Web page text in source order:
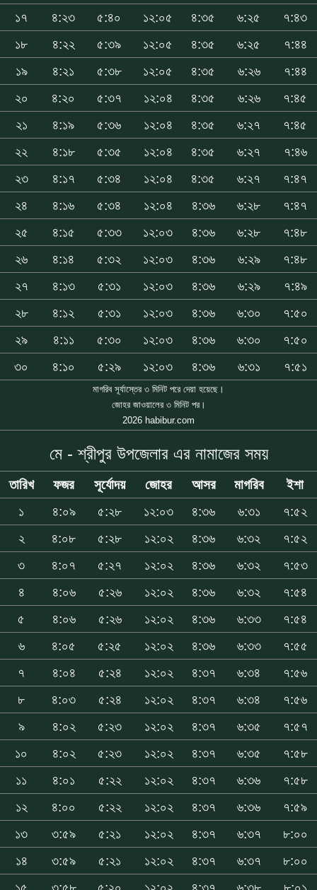
১৭
৪:২৩ ৫:৪০ ১২:০৫ ৪:৩৫ ৬:২৫
৭:৪৩
১৮
৪:২২ ৫:৩৯ ১২:০৫ ৪:৩৫ ৬:২৫
৭:৪৪
১৯
৪:২১ ৫:৩৮ ১২:০৫ ৪:৩৫ ৬:২৬
৭:৪৪
২০
৪:২০ ৫:৩৭ ১২:০৪ ৪:৩৫ ৬:২৬
৭:৪৫
২১
৪:১৯ ৫:৩৬ ১২:০৪ ৪:৩৫ ৬:২৭
৭:৪৫
২২
৪:১৮ ৫:৩৫ ১২:০৪ ৪:৩৫ ৬:২৭
৭:৪৬
২৩
৪:১৭ ৫:৩৪ ১২:০৪ ৪:৩৫ ৬:২৭
৭:৪৭
২৪
৪:১৬ ৫:৩৪ ১২:০৪ ৪:৩৬ ৬:২৮
৭:৪৭
২৫
৪:১৫ ৫:৩৩ ১২:০৩ ৪:৩৬ ৬:২৮
৭:৪৮
২৬
৪:১৪ ৫:৩২ ১২:০৩ ৪:৩৬ ৬:২৯
৭:৪৮
২৭
৪:১৩ ৫:৩১ ১২:০৩ ৪:৩৬ ৬:২৯
৭:৪৯
২৮
৪:১২ ৫:৩১ ১২:০৩ ৪:৩৬ ৬:৩০
৭:৫০
২৯
৪:১১ ৫:৩০ ১২:০৩ ৪:৩৬ ৬:৩০
৭:৫০
৩০
৪:১০ ৫:২৯ ১২:০৩ ৪:৩৬ ৬:৩১ ৭:৫১
মাগরিব সূর্যাস্তের ৩ মিনিট পরে দেয়া হয়েছে।
জোহর জাওয়ালের ৩ মিনিট পর।
2026 habibur.com
মে - শ্রীপুর উপজেলার এর নামাজের সময়
তারিখ ফজর সূর্যোদয় জোহর আসর মাগরিব
ইশা
১
৪:০৯ ৫:২৮ ১২:০৩ ৪:৩৬ ৬:৩১
৭:৫২
২
৪:০৮ ৫:২৮ ১২:০২ ৪:৩৬ ৬:৩২
৭:৫২
৩
৪:০৭ ৫:২৭ ১২:০২ ৪:৩৬ ৬:৩২
৭:৫৩
৪
৪:০৬ ৫:২৬ ১২:০২ ৪:৩৬ ৬:৩২
৭:৫৪
৫
৪:০৬ ৫:২৬ ১২:০২ ৪:৩৬ ৬:৩৩
৭:৫৪
৬
৪:০৫ ৫:২৫ ১২:০২ ৪:৩৬ ৬:৩৩
৭:৫৫
৭
৪:০৪ ৫:২৪ ১২:০২ ৪:৩৭ ৬:৩৪
৭:৫৬
৮
৪:০৩ ৫:২৪ ১২:০২ ৪:৩৭ ৬:৩৪
৭:৫৬
৯
৪:০২ ৫:২৩ ১২:০২ ৪:৩৭ ৬:৩৫
৭:৫৭
১০
৪:০২ ৫:২৩ ১২:০২ ৪:৩৭ ৬:৩৫
৭:৫৮
১১
৪:০১ ৫:২২ ১২:০২ ৪:৩৭ ৬:৩৬
৭:৫৮
১২
৪:০০ ৫:২২ ১২:০২ ৪:৩৭ ৬:৩৬
৭:৫৯
১৩
৩:৫৯ ৫:২১ ১২:০২ ৪:৩৭ ৬:৩৭
৮:০০
১৪
৩:৫৯ ৫:২১ ১২:০২ ৪:৩৭ ৬:৩৭
৮:০০